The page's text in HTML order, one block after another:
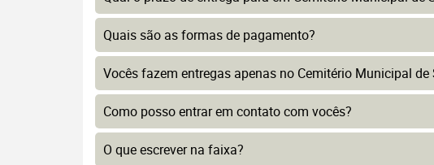
Quais são as formas de pagamento?
Vocês fazem entregas apenas no Cemitério Municipal
Como posso entrar em contato com vocês?
O que escrever na faixa?